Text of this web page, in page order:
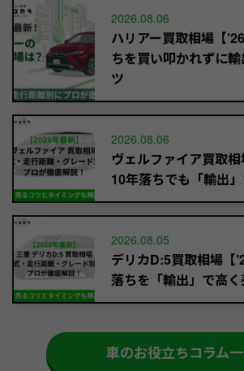
2026.08.06
ハリアー買取相場【
ちを買い叩かれずに
ツ
2026.08.06
ヴェルファイア買取相
10年落ちでも「輸出
2026.08.05
デリカD:5買取相場【
落ちを「輸出」で高
車のお役立ちコラム